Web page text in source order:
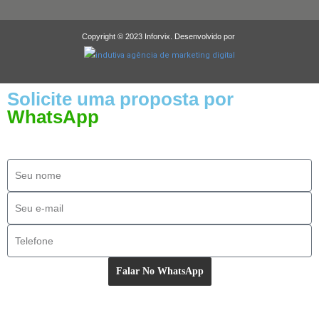
Copyright © 2023 Inforvix. Desenvolvido por
Solicite uma proposta por
WhatsApp
Falar No WhatsApp